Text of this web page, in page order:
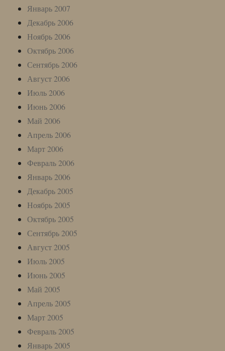
Январь 2007
Декабрь 2006
Ноябрь 2006
Октябрь 2006
Сентябрь 2006
Август 2006
Июль 2006
Июнь 2006
Май 2006
Апрель 2006
Март 2006
Февраль 2006
Январь 2006
Декабрь 2005
Ноябрь 2005
Октябрь 2005
Сентябрь 2005
Август 2005
Июль 2005
Июнь 2005
Май 2005
Апрель 2005
Март 2005
Февраль 2005
Январь 2005